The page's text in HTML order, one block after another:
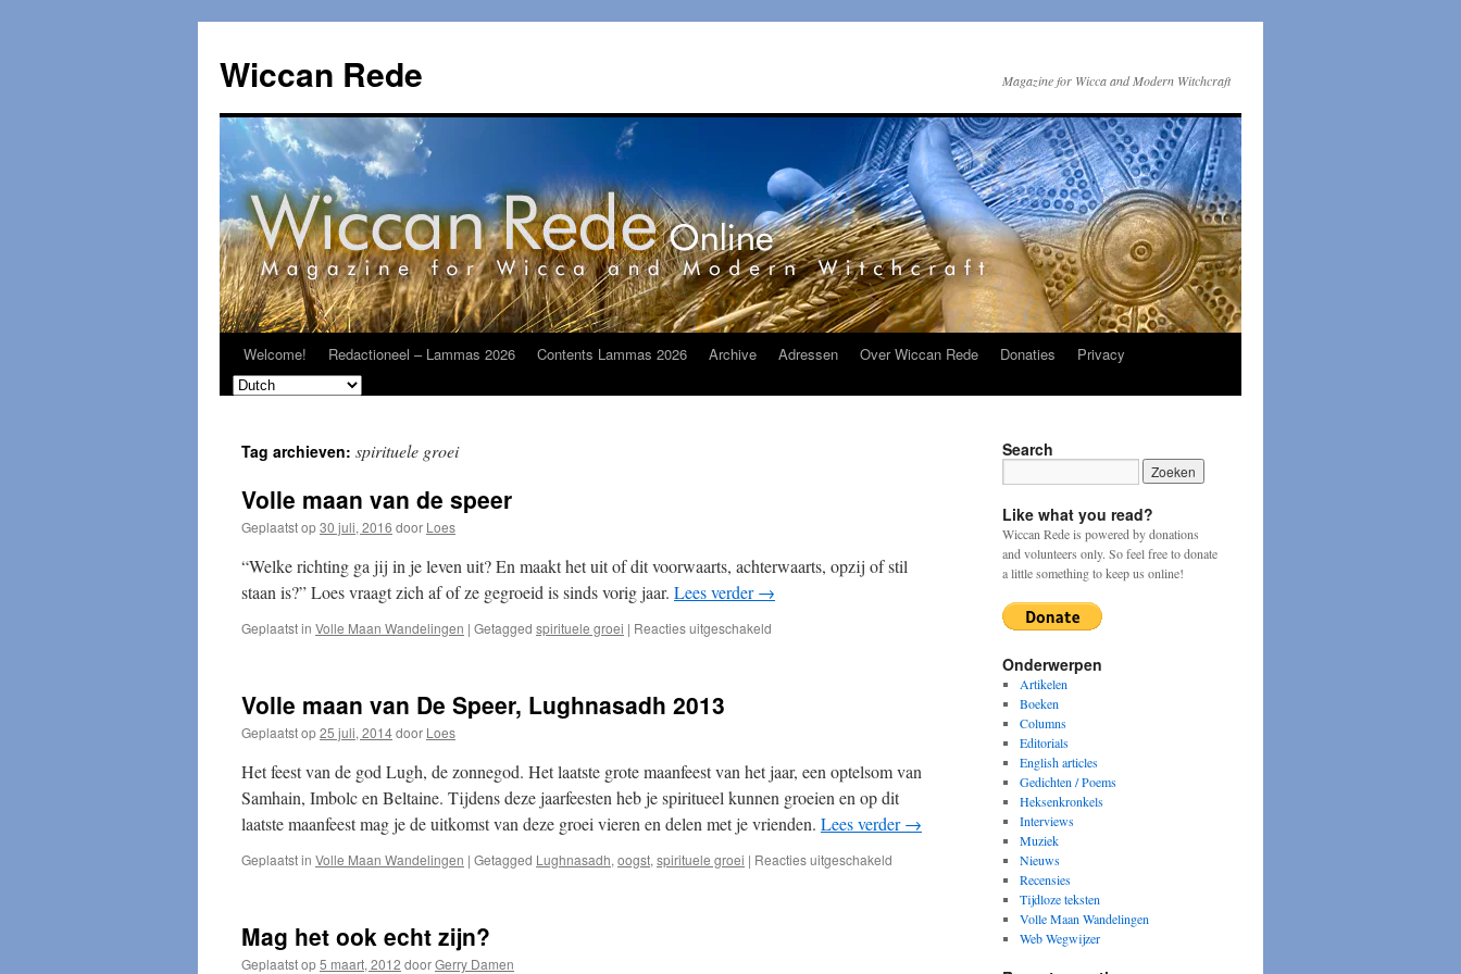
de
inhoud
Wiccan Rede Magazine for Wicca and Modern Witchcraft
Welcome! Redactioneel – Lammas 2026 Contents Lammas 2026 Archive Adressen Over Wiccan Rede Donaties Privacy
Tag archieven: spirituele groei
Volle maan van de speer
Geplaatst op30 juli, 2016 door Loes
“Welke richting ga jij in je leven uit? En maakt het uit of dit voorwaarts, achterwaarts, opzij of stil
staan is?” Loes vraagt zich af of ze gegroeid is sinds vorig jaar. Lees verder→
Geplaatst in Volle Maan Wandelingen | Getagged spirituele groei | Reacties uitgeschakeld
Volle maan van De Speer, Lughnasadh 2013
Geplaatst op25 juli, 2014door Loes
Het feest van de god Lugh, de zonnegod. Het laatste grote maanfeest van het jaar, een optelsom van
Samhain, Imbolc en Beltaine. Tijdens deze jaarfeesten heb je spiritueel kunnen groeien en op dit
laatste maanfeest mag je de uitkomst van deze groei vieren en delen met je vrienden. Lees verder→
Geplaatst in Volle Maan Wandelingen | Getagged Lughnasadh, oogst, spirituele groei | Reacties uitgeschakeld
Mag het ook echt zijn?
Geplaatst op5 maart, 2012 doorGerry Damen
Search
Like what you read?
Wiccan Rede is powered by donations
and volunteers only. So feel free to donate
a little something to keep us online!
Onderwerpen
Artikelen
Boeken
Columns
Editorials
English articles
Gedichten / Poems
Heksenkronkels
Interviews
Muziek
Nieuws
Recensies
Tijdloze teksten
Volle Maan Wandelingen
Web Wegwijzer